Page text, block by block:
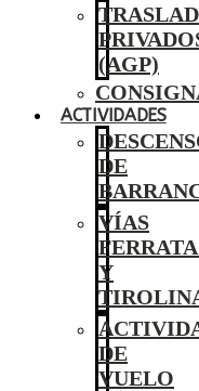
(AGP)
ACTIVIDADES
DE
VÍAS
Y
DE
VUELO